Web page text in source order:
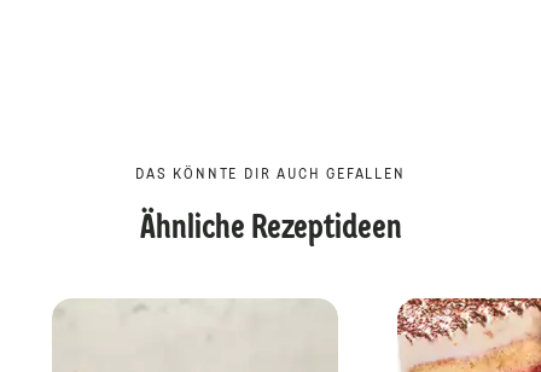
DAS KÖNNTE DIR AUCH GEFALLEN
Ähnliche Rezeptideen